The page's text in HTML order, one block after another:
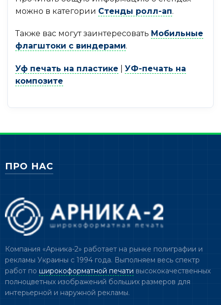
можно в категории Стенды ролл-ап.
Также вас могут заинтересовать Мобильные
флагштоки с виндерами.
Уф печать на пластике
УФ-печать на
композите
ПРО НАС
Компания «Арника-2» работает на рынке полиграфии и
рекламы Украины с 1994 года. Выполняем весь спектр
работ по широкоформатной печати высококачественных
полноцветных изображений больших размеров для
интерьерной и наружной рекламы.